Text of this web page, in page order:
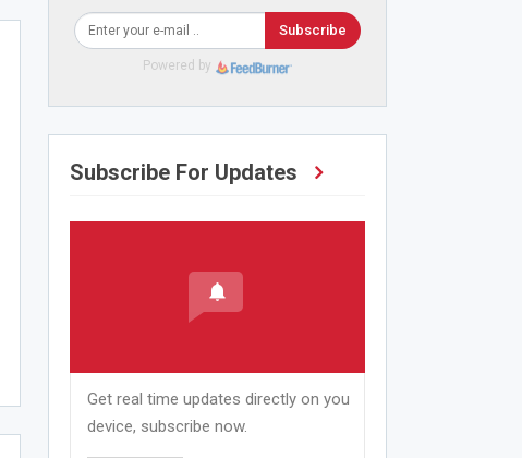
Subscribe
Powered by
Subscribe For Updates
Get real time updates directly on you
device, subscribe now.